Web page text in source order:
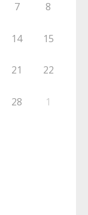
7 8
14 15
21 22
28 1